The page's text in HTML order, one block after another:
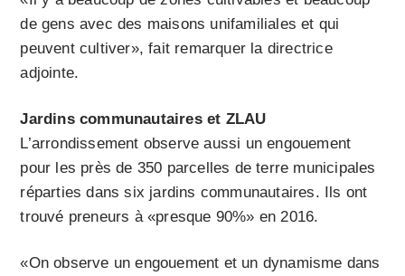
de gens avec des maisons unifamiliales et qui
peuvent cultiver», fait remarquer la directrice
adjointe.
Jardins communautaires et ZLAU
L’arrondissement observe aussi un engouement
pour les près de 350 parcelles de terre municipales
réparties dans six jardins communautaires. Ils ont
trouvé preneurs à «presque 90%» en 2016.
«On observe un engouement et un dynamisme dans